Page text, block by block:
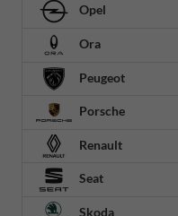
Opel
Ora
Peugeot
Porsche
Renault
Seat
Skoda